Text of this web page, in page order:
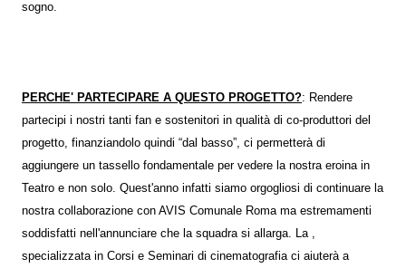
sogno.
PERCHE' PARTECIPARE A QUESTO PROGETTO?: Rendere
partecipi i nostri tanti fan e sostenitori in qualità di co-produttori del
progetto, finanziandolo quindi “dal basso”, ci permetterà di
aggiungere un tassello fondamentale per vedere la nostra eroina in
Teatro e non solo. Quest'anno infatti siamo orgogliosi di continuare la
nostra collaborazione con AVIS Comunale Roma ma estremamenti
soddisfatti nell'annunciare che la squadra si allarga. La ,
specializzata in Corsi e Seminari di cinematografia ci aiuterà a